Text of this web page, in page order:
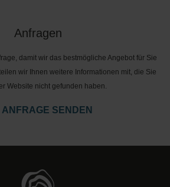
Anfragen
damit wir das bestmögliche Angebot für Sie
wir Ihnen weitere Informationen mit, die Sie
Website nicht gefunden haben.
ANFRAGE SENDEN